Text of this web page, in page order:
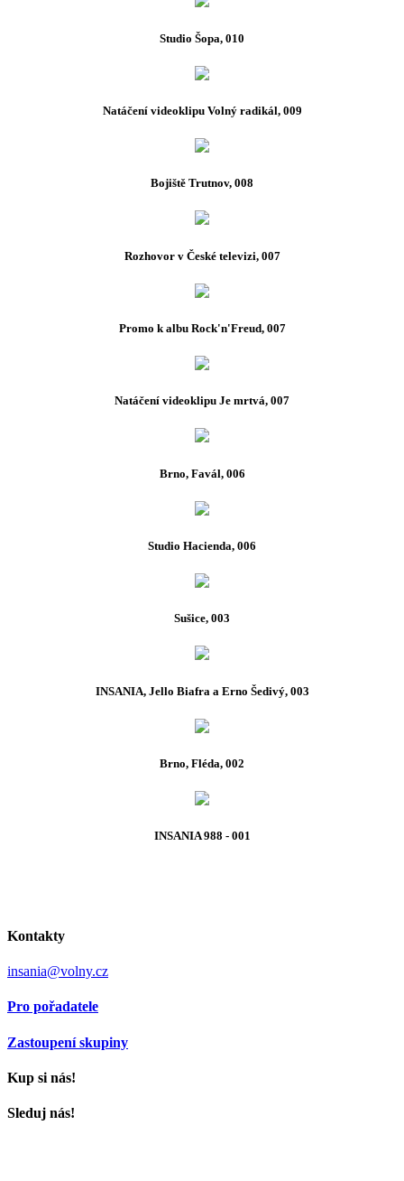
Studio Šopa, 010
Natáčení videoklipu Volný radikál, 009
Bojiště Trutnov, 008
Rozhovor v České televizi, 007
Promo k albu Rock'n'Freud, 007
Natáčení videoklipu Je mrtvá, 007
Brno, Favál, 006
Studio Hacienda, 006
Sušice, 003
INSANIA, Jello Biafra a Erno Šedivý, 003
Brno, Fléda, 002
INSANIA 988 - 001
Kontakty
insania@volny.cz
Pro pořadatele
Zastoupení skupiny
Kup si nás!
Sleduj nás!